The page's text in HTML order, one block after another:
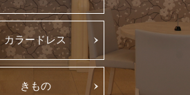
カラードレス
きもの